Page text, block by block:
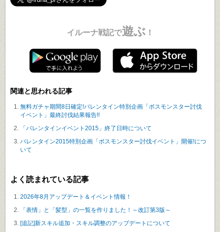
イルーナ戦記で遊ぶ ！
関連と思われる記事
無料ガチャ期間8日確定!バレンタイン特別企画「ボスモンスター討伐
イベント」最終討伐結果報告!!
「バレンタインイベント2015」終了日時について
バレンタイン2015特別企画「ボスモンスター討伐イベント」開催!につ
いて
よく読まれている記事
2026年8月アップデート＆イベント情報！
「表情」と「髪型」の一覧を作りました！～改訂第3版～
[追記]新スキル追加・スキル調整のアップデートについて